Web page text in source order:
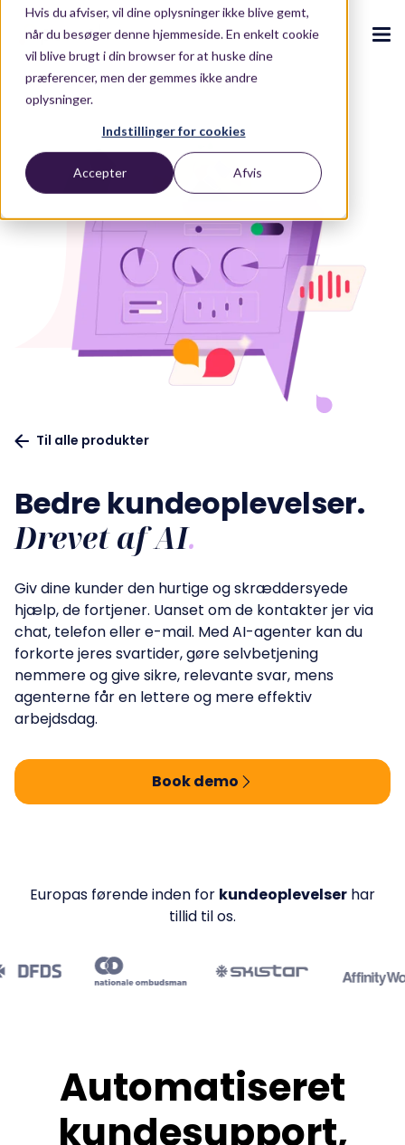
Hvis du afviser, vil dine oplysninger ikke blive gemt,
når du besøger denne hjemmeside. En enkelt cookie
vil blive brugt i din browser for at huske dine
præferencer, men der gemmes ikke andre
oplysninger.
Indstillinger for cookies
Accepter Afvis
CX Ecosystem .
.
Puzzel CX-ecosystem
Vores CX-ecosystem
Integrationer
Løsninger
Brancher.
Travel & Hospitality
Energy & Utilities
Banking
Insurance
Forbedring af kapaciteter:
TræningOptimeringSales Intelligence
Produkter.
.
Contact Centre.
Contact Centre Suite
AI-drevet Oplevelser
Conversational Intelligence
Live Summary
Co-Pilot
Operational Excellence.
Knowledge Management
Case Management
Workforce Management
Kundehistorier.
Ressourcer
.
Blog.
Blog
E-bøger og rapporter .
Whitepapers
ROI Calculator
Events og webinarer
Webinarer
Utvalgt arrangement
.
Om os
Kontakt os
DA Login
Join the 10.00 active users
and start improving your customer service
now.
Start now
Til alle produkter
Bedre kundeoplevelser.
Drevet af AI.
Giv dine kunder den hurtige og skræddersyede
hjælp, de fortjener. Uanset om de kontakter jer via
chat, telefon eller e-mail. Med AI-agenter kan du
forkorte jeres svartider, gøre selvbetjening
nemmere og give sikre, relevante svar, mens
agenterne får en lettere og mere effektiv
arbejdsdag.
Book demo
Europas førende inden for kundeoplevelser har
tillid til os.
Automatiseret
kundesupport,